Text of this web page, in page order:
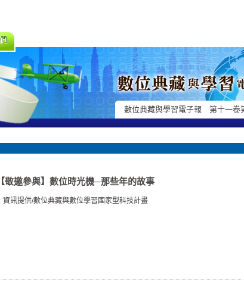
數位典藏與學習電子報 第十一卷
【敬邀參與】數位時光機─那些年的故事
資訊提供/數位典藏與數位學習國家型科技計畫